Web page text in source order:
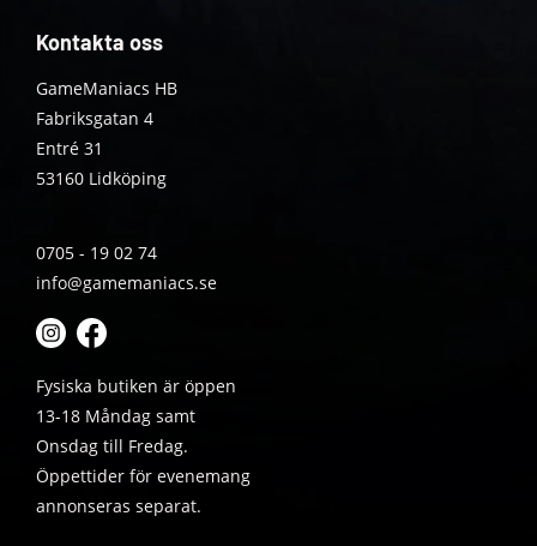
Kontakta oss
GameManiacs HB
Fabriksgatan 4
Entré 31
53160 Lidköping
0705 - 19 02 74
info@gamemaniacs.se
Fysiska butiken är öppen
13-18 Måndag samt
Onsdag till Fredag.
Öppettider för evenemang
annonseras separat.